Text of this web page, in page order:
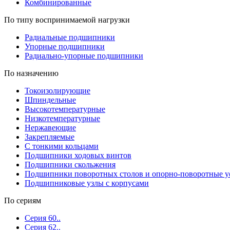
Комбинированные
По типу воспринимаемой нагрузки
Радиальные подшипники
Упорные подшипники
Радиально-упорные подшипники
По назначению
Токоизолирующие
Шпиндельные
Высокотемпературные
Низкотемпературные
Нержавеющие
Закрепляемые
С тонкими кольцами
Подшипники ходовых винтов
Подшипники скольжения
Подшипники поворотных столов и опорно-поворотные
Подшипниковые узлы с корпусами
По сериям
Серия 60..
Серия 62..